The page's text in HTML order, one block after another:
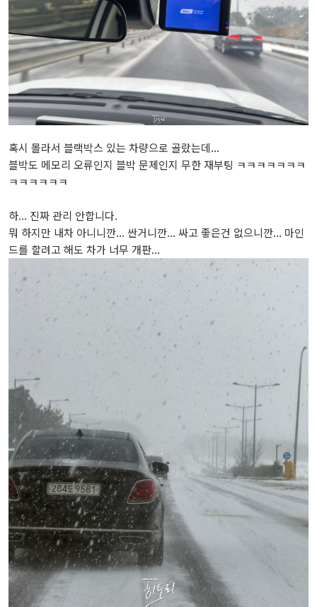
혹시 몰라서 블랙박스 있는 차량으로 골랐는데...
블박도 메모리 오류인지 블박 문제인지 무한 재부팅 ㅋㅋㅋㅋㅋㅋㅋ
ㅋㅋㅋㅋㅋㅋ
하... 진짜 관리 안합니다.
뭐 하지만 내차 아니니깐... 싼거니깐... 싸고 좋은건 없으니깐... 마인
드를 할려고 해도 차가 너무 개판...